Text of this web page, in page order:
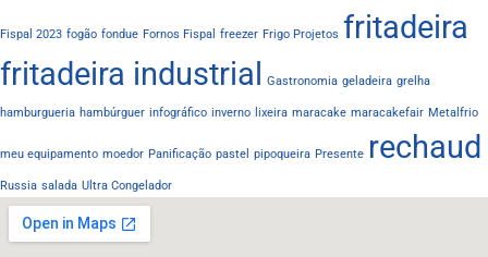
Fispal 2023 fogão fondue Fornos Fispal freezer Frigo Projetos fritadeira
fritadeira industrial Gastronomia geladeira grelha
hamburgueria hambúrguer infográfico inverno lixeira maracake maracakefair Metalfrio
meu equipamento moedor Panificação pastel pipoqueira Presente rechaud
Russia salada Ultra Congelador